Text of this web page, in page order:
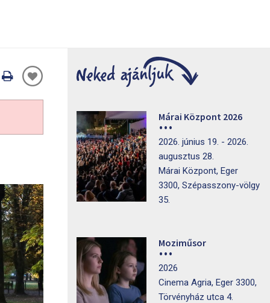
Oldal
Márai Központ 2026
2026. június 19. - 2026.
augusztus 28.
Márai Központ, Eger
3300, Szépasszony-völgy
35.
Moziműsor
2026
Cinema Agria, Eger 3300,
Törvényház utca 4.